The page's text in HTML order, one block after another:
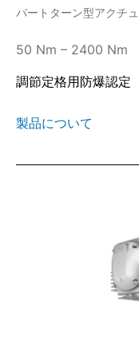
パートターン型アクチ
50 Nm – 2400 Nm
調節定格用防爆認定
製品について